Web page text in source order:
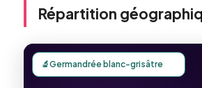
Répartition